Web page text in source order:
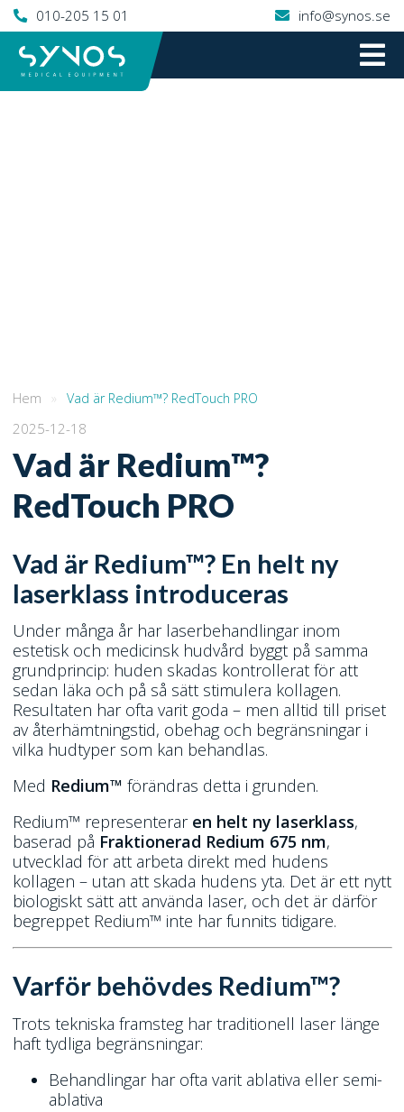
010-205 15 01 info@synos.se
Hem » Vad är Redium™? RedTouch PRO
2025-12-18
Vad är Redium™?
RedTouch PRO
Vad är Redium™? En helt ny
laserklass introduceras
Under många år har laserbehandlingar inom
estetisk och medicinsk hudvård byggt på samma
grundprincip: huden skadas kontrollerat för att
sedan läka och på så sätt stimulera kollagen.
Resultaten har ofta varit goda – men alltid till priset
av återhämtningstid, obehag och begränsningar i
vilka hudtyper som kan behandlas.
Med Redium™ förändras detta i grunden.
Redium™ representerar en helt ny laserklass,
baserad på Fraktionerad Redium 675 nm,
utvecklad för att arbeta direkt med hudens
kollagen – utan att skada hudens yta. Det är ett nytt
biologiskt sätt att använda laser, och det är därför
begreppet Redium™ inte har funnits tidigare.
Varför behövdes Redium™?
Trots tekniska framsteg har traditionell laser länge
haft tydliga begränsningar:
Behandlingar har ofta varit ablativa eller semi-
ablativa